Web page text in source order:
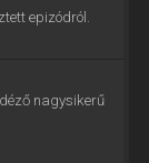
epizódról.
nagysikerű